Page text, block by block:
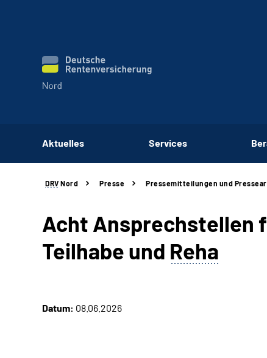
Aktuelles Services
DRV Nord Presse Pressemitteilungen und
Acht Ansprechstellen
Teilhabe und Reha
Datum: 08.06.2026